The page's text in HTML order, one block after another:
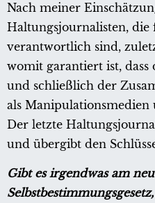
Nach meiner
Haltungsjournalisten, die
verantwortlich sind,
womit garantiert ist, dass
und schließlich der
als Manipulationsmedien
Der letzte
und übergibt den
Gibt es irgendwas am